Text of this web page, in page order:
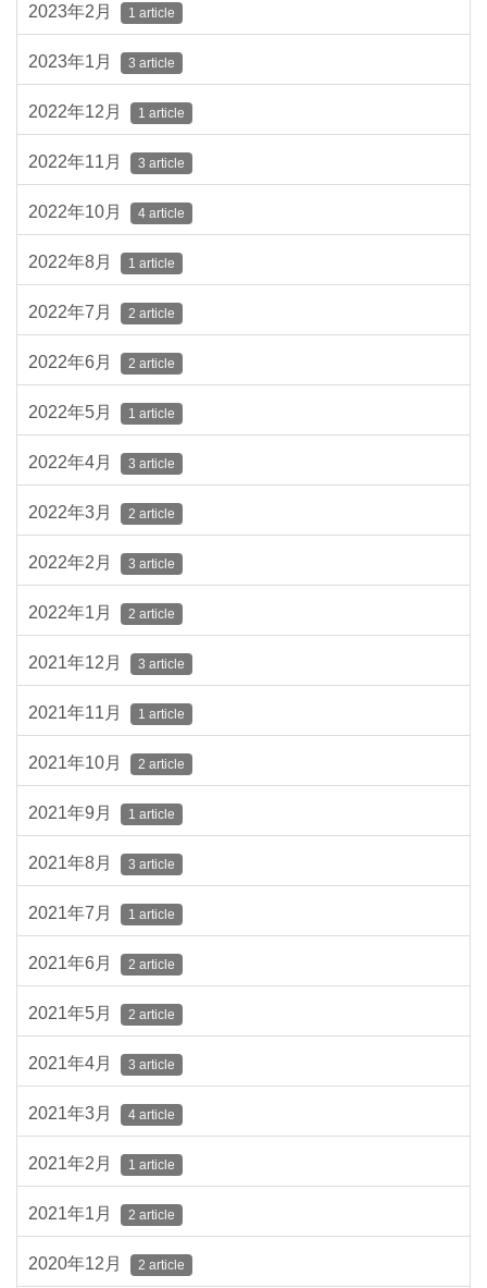
2023年2月 1 article
2023年1月 3 article
2022年12月 1 article
2022年11月 3 article
2022年10月 4 article
2022年8月 1 article
2022年7月 2 article
2022年6月 2 article
2022年5月 1 article
2022年4月 3 article
2022年3月 2 article
2022年2月 3 article
2022年1月 2 article
2021年12月 3 article
2021年11月 1 article
2021年10月 2 article
2021年9月 1 article
2021年8月 3 article
2021年7月 1 article
2021年6月 2 article
2021年5月 2 article
2021年4月 3 article
2021年3月 4 article
2021年2月 1 article
2021年1月 2 article
2020年12月 2 article